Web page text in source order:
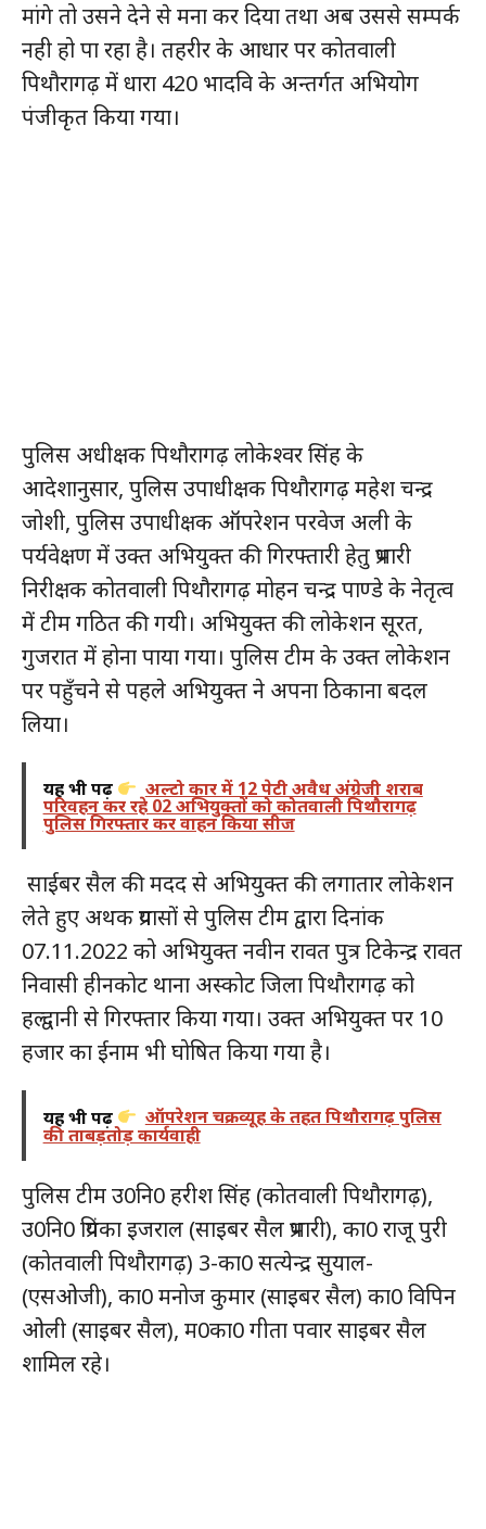
मांगे तो उसने देने से मना कर दिया तथा अब उससे सम्पर्क
नही हो पा रहा है। तहरीर के आधार पर कोतवाली
पिथौरागढ़ में धारा 420 भादवि के अन्तर्गत अभियोग
पंजीकृत किया गया।
पुलिस अधीक्षक पिथौरागढ़ लोकेश्वर सिंह के
आदेशानुसार, पुलिस उपाधीक्षक पिथौरागढ़ महेश चन्द्र
जोशी, पुलिस उपाधीक्षक ऑपरेशन परवेज अली के
पर्यवेक्षण में उक्त अभियुक्त की गिरफ्तारी हेतु प्रभारी
निरीक्षक कोतवाली पिथौरागढ़ मोहन चन्द्र पाण्डे के नेतृत्व
में टीम गठित की गयी। अभियुक्त की लोकेशन सूरत,
गुजरात में होना पाया गया। पुलिस टीम के उक्त लोकेशन
पर पहुँचने से पहले अभियुक्त ने अपना ठिकाना बदल
लिया।
यह भी पढ़ें अल्टो कार में 12 पेटी अवैध अंग्रेजी शराब
परिवहन कर रहे 02 अभियुक्तों को कोतवाली पिथौरागढ़
पुलिस गिरफ्तार कर वाहन किया सीज
साईबर सैल की मदद से अभियुक्त की लगातार लोकेशन
लेते हुए अथक प्रयासों से पुलिस टीम द्वारा दिनांक
07.11.2022 को अभियुक्त नवीन रावत पुत्र टिकेन्द्र रावत
निवासी हीनकोट थाना अस्कोट जिला पिथौरागढ़ को
हल्द्वानी से गिरफ्तार किया गया। उक्त अभियुक्त पर 10
हजार का ईनाम भी घोषित किया गया है।
यह भी पढ़ें ऑपरेशन चक्रव्यूह के तहत पिथौरागढ़ पुलिस
की ताबड़तोड़ कार्यवाही
पुलिस टीम उ0नि0 हरीश सिंह (कोतवाली पिथौरागढ़),
उ0नि0 प्रियंका इजराल (साइबर सैल प्रभारी), का0 राजू पुरी
(कोतवाली पिथौरागढ़) 3-का0 सत्येन्द्र सुयाल-
(एसओजी), का0 मनोज कुमार (साइबर सैल) का0 विपिन
ओली (साइबर सैल), म0का0 गीता पवार साइबर सैल
शामिल रहे।